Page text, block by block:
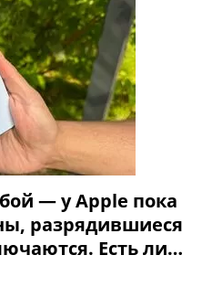
— у Apple пока
разрядившиеся
Есть ли